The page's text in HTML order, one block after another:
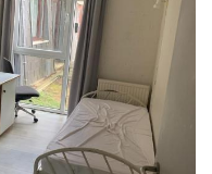
Info
€
months
No